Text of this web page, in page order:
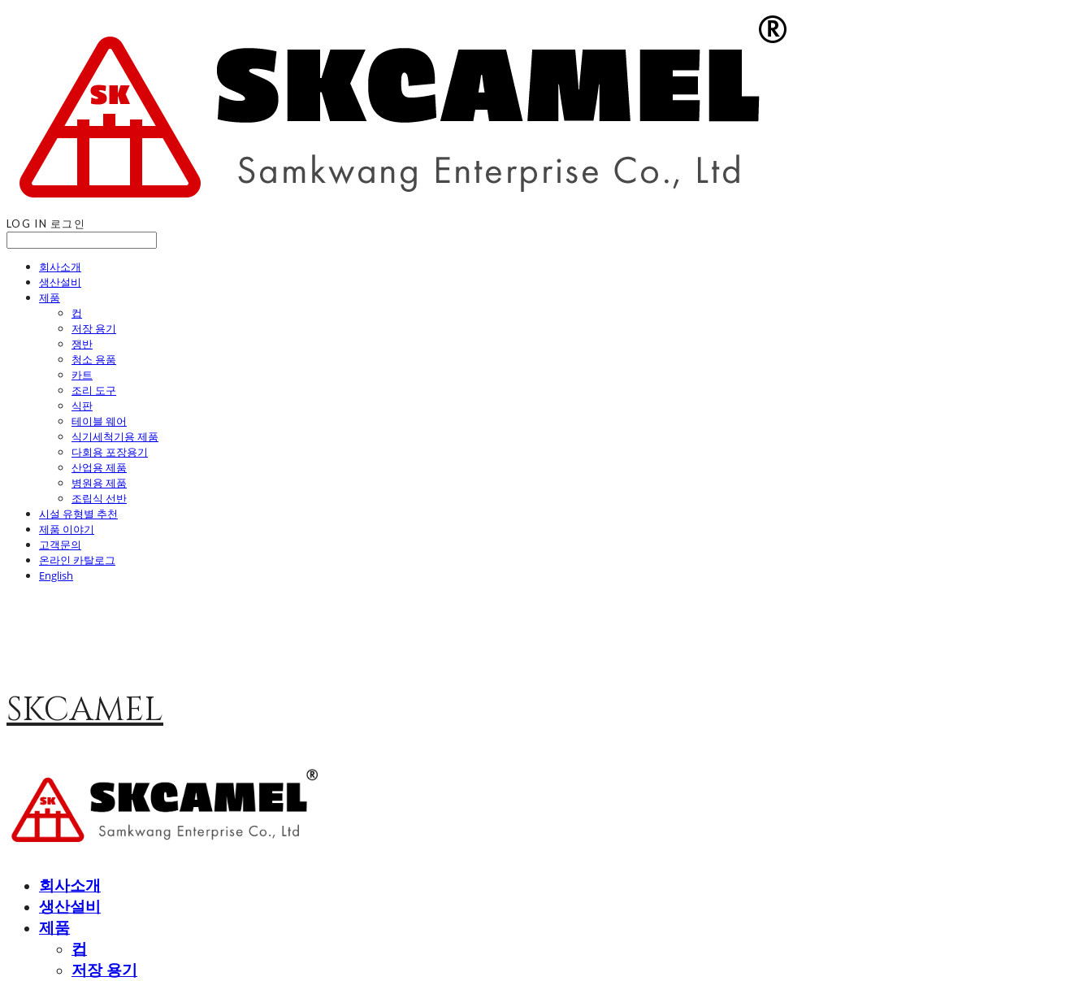
LOG IN 로그인
회사소개
생산설비
제품
컵
저장 용기
쟁반
청소 용품
카트
조리 도구
식판
테이블 웨어
식기세척기용 제품
다회용 포장용기
산업용 제품
병원용 제품
조립식 선반
시설 유형별 추천
제품 이야기
고객문의
온라인 카탈로그
English
SKCAMEL
회사소개
생산설비
제품
컵
저장 용기